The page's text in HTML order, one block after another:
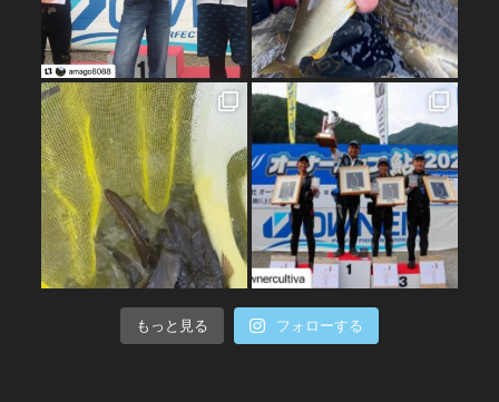
もっと見る フォローする